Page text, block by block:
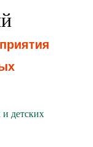
детских